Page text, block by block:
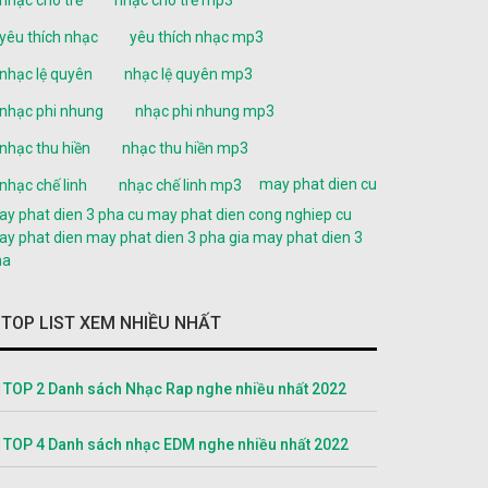
yêu thích nhạc yêu thích nhạc mp3
nhạc lệ quyên nhạc lệ quyên mp3
nhạc phi nhung nhạc phi nhung mp3
nhạc thu hiền nhạc thu hiền mp3
nhạc chế linh nhạc chế linh mp3
may phat dien cu
phat dien 3 pha cu may phat dien cong nghiep cu
phat dien may phat dien 3 pha gia may phat dien 3
TOP LIST XEM NHIỀU NHẤT
TOP 2 Danh sách Nhạc Rap nghe nhiều nhất 2022
TOP 4 Danh sách nhạc EDM nghe nhiều nhất 2022